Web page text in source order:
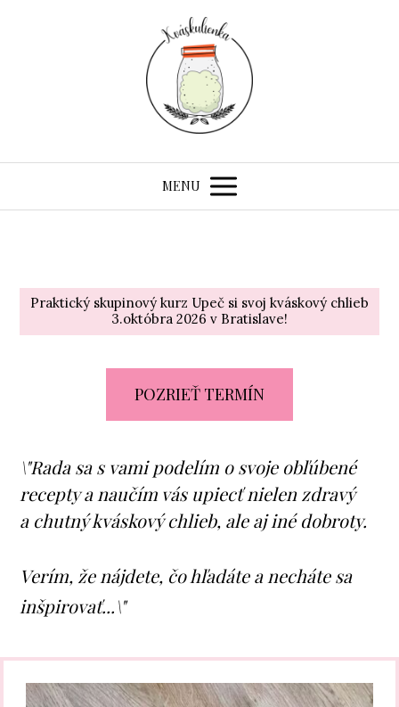
MENU
Praktický skupinový kurz Upeč si svoj kváskový chlieb
3.októbra 2026 v Bratislave!
POZRIEŤ TERMÍN
\"Rada sa s vami podelím o svoje obľúbené
recepty a naučím vás upiecť nielen zdravý
a chutný kváskový chlieb, ale aj iné dobroty.
Verím, že nájdete, čo hľadáte a necháte sa
inšpirovať...\"